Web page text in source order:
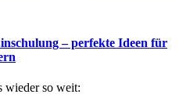
– perfekte Ideen für
wieder so weit: